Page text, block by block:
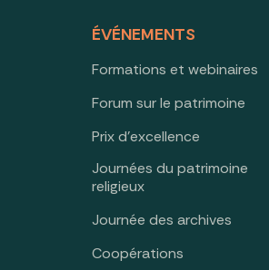
ÉVÉNEMENTS
Formations et webinaires
Forum sur le patrimoine
Prix d’excellence
Journées du patrimoine
religieux
Journée des archives
Coopérations